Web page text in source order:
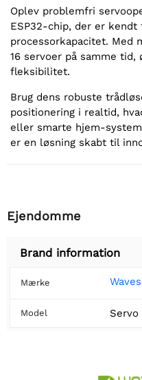
Oplev problemfri
ESP32-chip, der er
processorkapacitet. Med
16 servoer på samme
fleksibilitet.
Brug dens robuste
positionering i realtid,
eller smarte hjem-
er en løsning skabt til
Ejendomme
Brand information
Mærke
Model Servo